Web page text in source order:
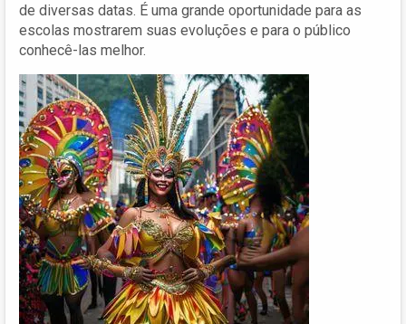
de diversas datas. É uma grande oportunidade para as
escolas mostrarem suas evoluções e para o público
conhecê-las melhor.